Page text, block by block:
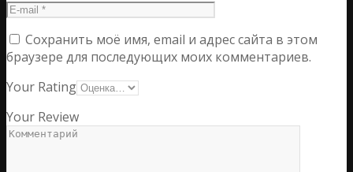
Сохранить моё имя, email и адрес сайта в этом
браузере для последующих моих комментариев.
Your Rating
Your Review